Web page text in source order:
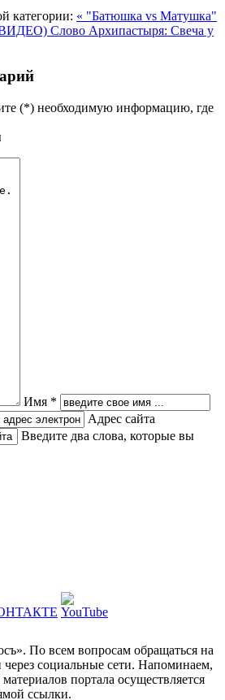
категории: « "Батюшка vs Матушка"
(ВИДЕО) Слово Архипастыря: Свеча у
(*) необходимую информацию, где
Имя *
Адрес сайта
Введите два слова, которые вы
По всем вопросам обращаться на
социальные сети. Напоминаем,
портала осуществляется
ссылки.